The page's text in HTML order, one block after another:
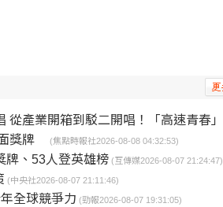
二開唱！「高速青春」音樂展演8/23免費登場
獎牌 (焦點時報社2026-08-08 04:32:53)
、53人登英雄榜 (互傳媒2026-08-07 21:24:47)
(中央社2026-08-07 21:11:46)
全球競爭力 (勁報2026-08-07 19:31:05)